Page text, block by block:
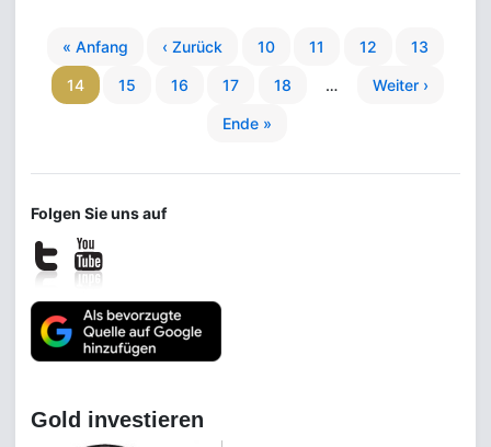
« Anfang ‹ Zurück 10 11 12 13
14 15 16 17 18 … Weiter ›
Ende »
Folgen Sie uns auf
Gold investieren